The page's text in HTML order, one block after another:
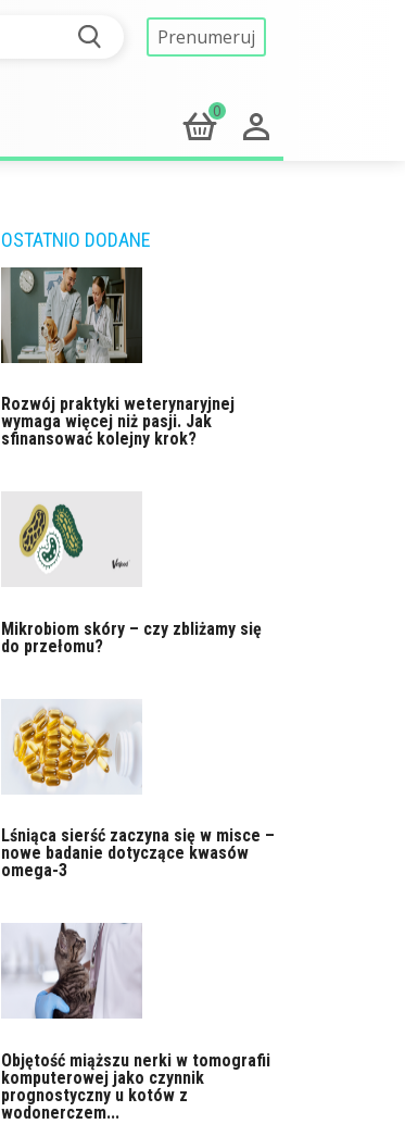
Prenumeruj
0
OSTATNIO DODANE
Rozwój praktyki weterynaryjnej
wymaga więcej niż pasji. Jak
sfinansować kolejny krok?
Mikrobiom skóry – czy zbliżamy się
do przełomu?
Lśniąca sierść zaczyna się w misce –
nowe badanie dotyczące kwasów
omega-3
Objętość miąższu nerki w tomografii
komputerowej jako czynnik
prognostyczny u kotów z
wodonerczem...